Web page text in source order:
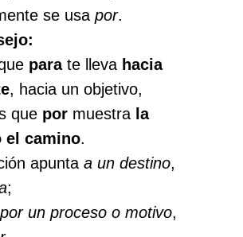
se usa por.
parate lleva hacia
, hacia un objetivo,
que por muestra la
el camino.
apunta a un destino,
;
por un proceso o motivo,